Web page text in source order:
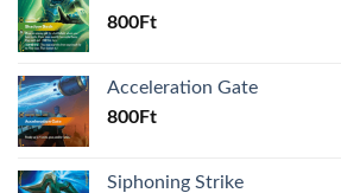
800Ft
Acceleration Gate
800Ft
Siphoning Strike